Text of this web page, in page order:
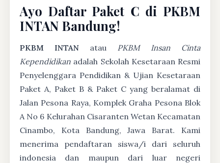
Ayo Daftar Paket C di PKBM
INTAN Bandung!
PKBM INTAN atau PKBM Insan Cinta
Kependidikan adalah Sekolah Kesetaraan Resmi
Penyelenggara Pendidikan & Ujian Kesetaraan
Paket A, Paket B & Paket C yang beralamat di
Jalan Pesona Raya, Komplek Graha Pesona Blok
A No 6 Kelurahan Cisaranten Wetan Kecamatan
Cinambo, Kota Bandung, Jawa Barat. Kami
menerima pendaftaran siswa/i dari seluruh
indonesia dan maupun dari luar negeri